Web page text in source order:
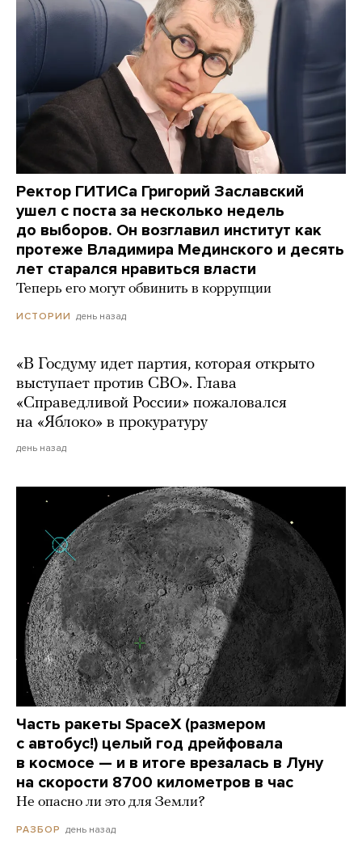
Ректор ГИТИСа Григорий Заславский
ушел с поста за несколько недель
до выборов. Он возглавил институт как
протеже Владимира Мединского и десять
лет старался нравиться власти
Теперь его могут обвинить в коррупции
ИСТОРИИ день назад
«В Госдуму идет партия, которая открыто
выступает против СВО». Глава
«Справедливой России» пожаловался
на «Яблоко» в прокуратуру
день назад
Часть ракеты SpaceX (размером
с автобус!) целый год дрейфовала
в космосе — и в итоге врезалась в Луну
на скорости 8700 километров в час
Не опасно ли это для Земли?
РАЗБОР день назад